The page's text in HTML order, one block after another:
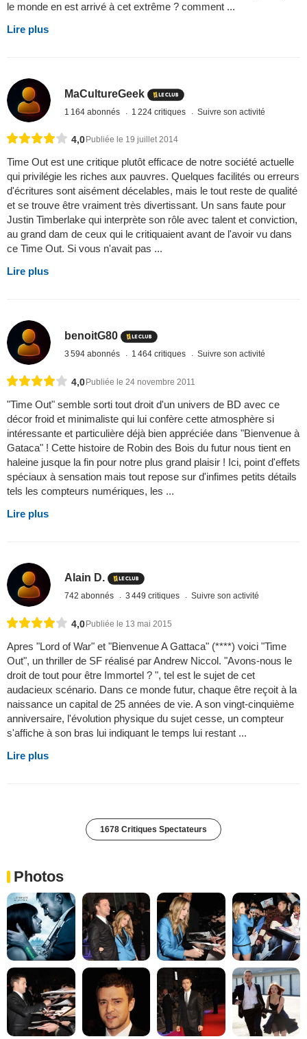
le monde en est arrivé à cet extrême ? comment ...
Lire plus
MaCultureGeek
1 164 abonnés 1 224 critiques Suivre son activité
4,0 Publiée le 19 juillet 2014
Time Out est une critique plutôt efficace de notre société actuelle
qui privilégie les riches aux pauvres. Quelques facilités ou erreurs
d'écritures sont aisément décelables, mais le tout reste de qualité
et se trouve être vraiment très divertissant. Un sans faute pour
Justin Timberlake qui interprète son rôle avec talent et conviction,
au grand dam de ceux qui le critiquaient avant de l'avoir vu dans
ce Time Out. Si vous n'avait pas ...
Lire plus
benoitG80
3 594 abonnés 1 464 critiques Suivre son activité
4,0Publiée le 24 novembre 2011
"Time Out" semble sorti tout droit d'un univers de BD avec ce
décor froid et minimaliste qui lui confère cette atmosphère si
intéressante et particulière déjà bien appréciée dans "Bienvenue à
Gataca" ! Cette histoire de Robin des Bois du futur nous tient en
haleine jusque la fin pour notre plus grand plaisir ! Ici, point d'effets
spéciaux à sensation mais tout repose sur d'infimes petits détails
tels les compteurs numériques, les ...
Lire plus
Alain D.
742 abonnés 3 449 critiques Suivre son activité
4,0Publiée le 13 mai 2015
Apres "Lord of War" et "Bienvenue A Gattaca" (****) voici "Time
Out", un thriller de SF réalisé par Andrew Niccol. "Avons-nous le
droit de tout pour être Immortel ? ", tel est le sujet de cet
audacieux scénario. Dans ce monde futur, chaque être reçoit à la
naissance un capital de 25 années de vie. A son vingt-cinquième
anniversaire, l'évolution physique du sujet cesse, un compteur
s'affiche à son bras lui indiquant le temps lui restant ...
Lire plus
1678 Critiques Spectateurs
Photos